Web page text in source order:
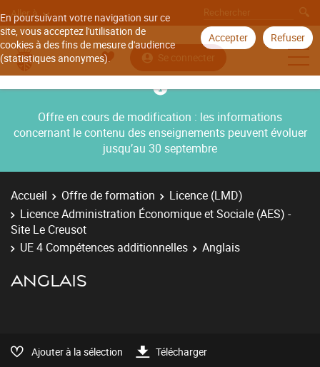
En poursuivant votre navigation sur ce
site, vous acceptez l'utilisation de
cookies à des fins de mesure d'audience
(statistiques anonymes).
Accepter Refuser
Aller à
Se connecter
Offre en cours de modification : les informations
concernant le contenu des enseignements peuvent évoluer
jusqu’au 30 septembre
Accueil Offre de formation
Licence (LMD)
Licence Administration Économique et Sociale (AES) -
Site Le Creusot
UE 4 Compétences additionnelles
Anglais
ANGLAIS
Ajouter à la sélection Télécharger